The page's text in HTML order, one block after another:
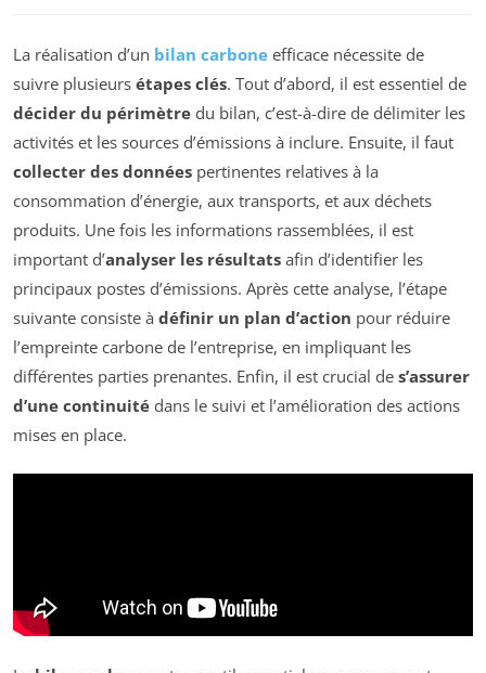
La réalisation d’un bilan carbone efficace nécessite de
suivre plusieurs étapes clés. Tout d’abord, il est essentiel de
décider du périmètre du bilan, c’est-à-dire de délimiter les
activités et les sources d’émissions à inclure. Ensuite, il faut
collecter des données pertinentes relatives à la
consommation d’énergie, aux transports, et aux déchets
produits. Une fois les informations rassemblées, il est
important d’analyser les résultats afin d’identifier les
principaux postes d’émissions. Après cette analyse, l’étape
suivante consiste à définir un plan d’action pour réduire
l’empreinte carbone de l’entreprise, en impliquant les
différentes parties prenantes. Enfin, il est crucial de s’assurer
d’une continuité dans le suivi et l’amélioration des actions
mises en place.